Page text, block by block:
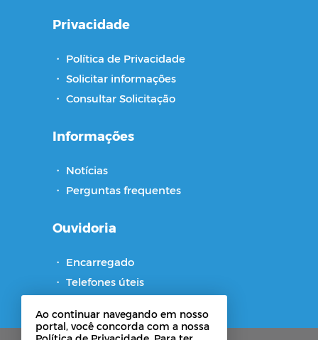
Privacidade
・ Política de Privacidade
・ Solicitar informações
・ Consultar Solicitação
Informações
・ Notícias
・ Perguntas frequentes
Ouvidoria
・ Encarregado
・ Telefones úteis
Ao continuar navegando em nosso
portal, você concorda com a nossa